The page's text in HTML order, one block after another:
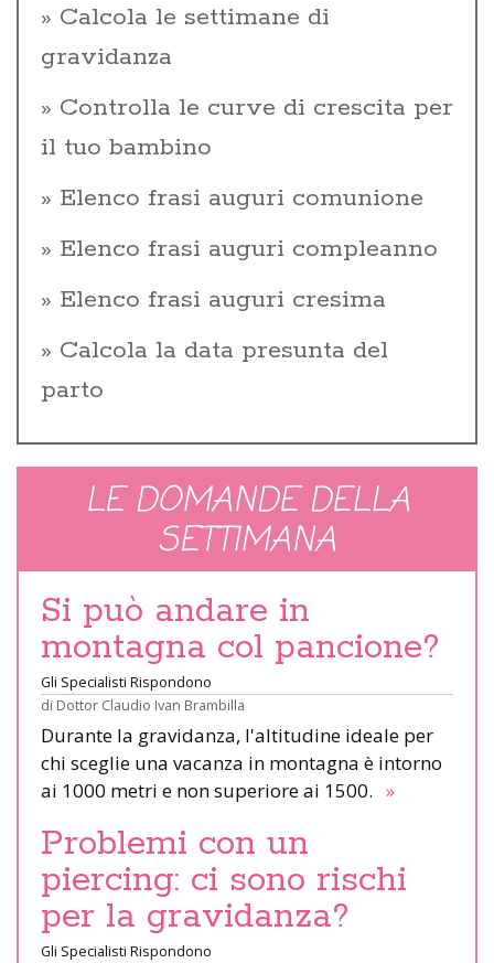
Calcola le settimane di
gravidanza
Controlla le curve di crescita per
il tuo bambino
Elenco frasi auguri comunione
Elenco frasi auguri compleanno
Elenco frasi auguri cresima
Calcola la data presunta del
parto
LE DOMANDE DELLA
SETTIMANA
Si può andare in
montagna col pancione?
Gli Specialisti Rispondono
di Dottor Claudio Ivan Brambilla
Durante la gravidanza, l'altitudine ideale per
chi sceglie una vacanza in montagna è intorno
ai 1000 metri e non superiore ai 1500. »
Problemi con un
piercing: ci sono rischi
per la gravidanza?
Gli Specialisti Rispondono